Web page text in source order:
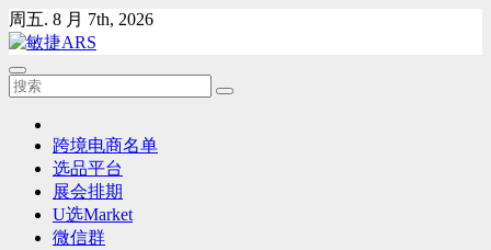
Skip
to
content
周五. 8 月 7th, 2026
跨境电商名单
选品平台
展会排期
U选Market
微信群